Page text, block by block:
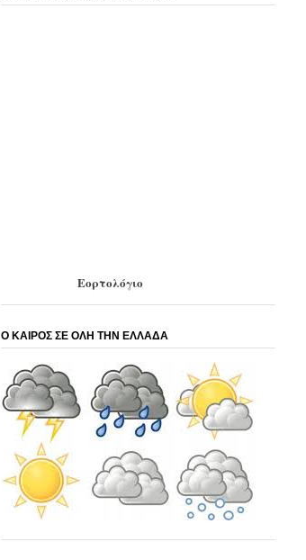
Εορτολόγιο
Ο ΚΑΙΡΟΣ ΣΕ ΟΛΗ ΤΗΝ ΕΛΛΑΔΑ